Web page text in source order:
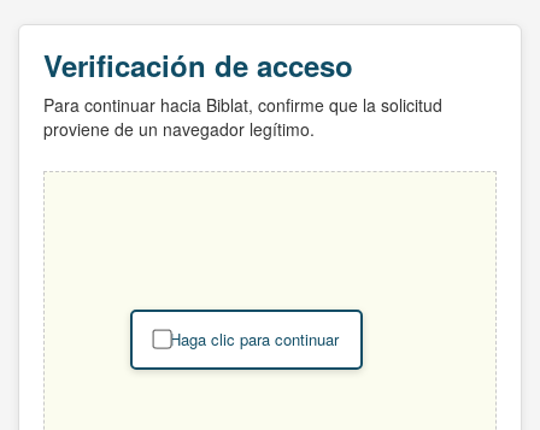
Verificación de acceso
Para continuar hacia Biblat, confirme que la solicitud
proviene de un navegador legítimo.
Haga clic para continuar